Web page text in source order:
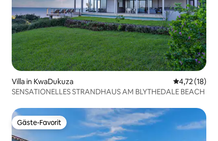
Villa in KwaDukuza
4,72 (18)
SENSATIONELLES STRANDHAUS AM BLYTHEDALE BEACH
Gäste-Favorit
Gäste-Favorit